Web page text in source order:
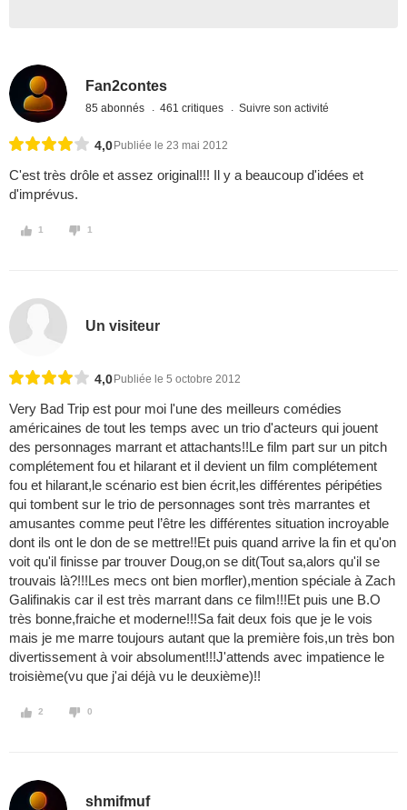
Fan2contes
85 abonnés 461 critiques Suivre son activité
4,0 Publiée le 23 mai 2012
C'est très drôle et assez original!!! Il y a beaucoup d'idées et
d'imprévus.
1 1
Un visiteur
4,0 Publiée le 5 octobre 2012
Very Bad Trip est pour moi l'une des meilleurs comédies
américaines de tout les temps avec un trio d'acteurs qui jouent
des personnages marrant et attachants!!Le film part sur un pitch
complétement fou et hilarant et il devient un film complétement
fou et hilarant,le scénario est bien écrit,les différentes péripéties
qui tombent sur le trio de personnages sont très marrantes et
amusantes comme peut l’être les différentes situation incroyable
dont ils ont le don de se mettre!!Et puis quand arrive la fin et qu'on
voit qu'il finisse par trouver Doug,on se dit(Tout sa,alors qu'il se
trouvais là?!!!Les mecs ont bien morfler),mention spéciale à Zach
Galifinakis car il est très marrant dans ce film!!!Et puis une B.O
très bonne,fraiche et moderne!!!Sa fait deux fois que je le vois
mais je me marre toujours autant que la première fois,un très bon
divertissement à voir absolument!!!J'attends avec impatience le
troisième(vu que j'ai déjà vu le deuxième)!!
2 0
shmifmuf